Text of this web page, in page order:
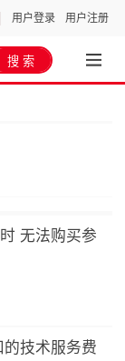
用户登录 用户注册
无法购买参
技术服务费